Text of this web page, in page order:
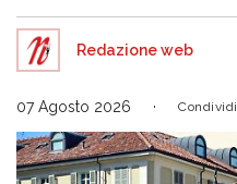
Redazione web
07 Agosto 2026 Condividi